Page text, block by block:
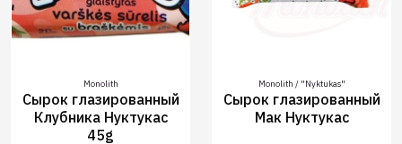
Monolith
Сырок глазированный
Клубника Нуктукас
45g
Monolith / "Nyktukas"
Сырок глазированный
Мак Нуктукас